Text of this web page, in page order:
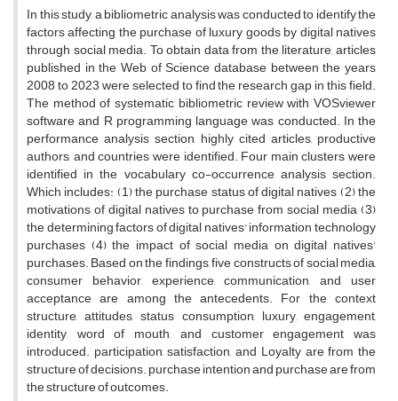
In this study, a bibliometric analysis was conducted to identify the
factors affecting the purchase of luxury goods by digital natives
through social media. To obtain data from the literature, articles
published in the Web of Science database between the years
2008 to 2023 were selected to find the research gap in this field.
The method of systematic bibliometric review with VOSviewer
software and R programming language was conducted. In the
performance analysis section, highly cited articles, productive
authors, and countries were identified. Four main clusters were
identified in the vocabulary co-occurrence analysis section.
Which includes: (1) the purchase status of digital natives (2) the
motivations of digital natives to purchase from social media (3)
the determining factors of digital natives' information technology
purchases (4) the impact of social media on digital natives'
purchases. Based on the findings, five constructs of social media,
consumer behavior, experience, communication, and user
acceptance are among the antecedents. For the context
structure, attitudes, status consumption, luxury, engagement,
identity, word of mouth, and customer engagement was
introduced. participation, satisfaction, and Loyalty are from the
structure of decisions. purchase intention and purchase are from
the structure of outcomes.